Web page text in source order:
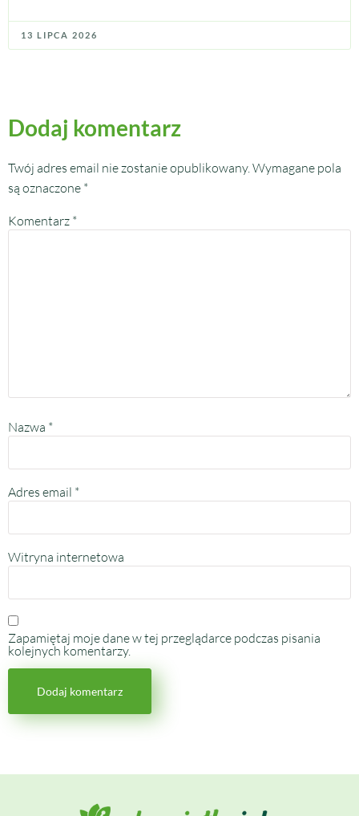
13 LIPCA 2026
Dodaj komentarz
Twój adres email nie zostanie opublikowany. Wymagane pola
są oznaczone *
Komentarz *
Nazwa *
Adres email *
Witryna internetowa
Zapamiętaj moje dane w tej przeglądarce podczas pisania
kolejnych komentarzy.